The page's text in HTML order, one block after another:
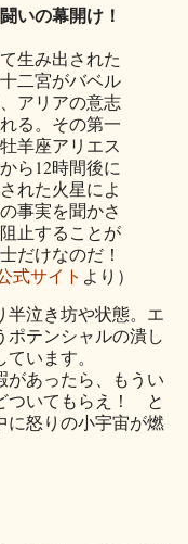
いの幕開け！
生み出された
二宮がバベル
アリアの意志
る。その第一
羊座アリエス
ら12時間後に
れた火星によ
事実を聞かさ
止することが
だけなのだ！
式サイト より）
泣き坊や状態。エ
ポテンシャルの潰し
います。
あったら、もうい
ついてもらえ！ と
に怒りの小宇宙が燃